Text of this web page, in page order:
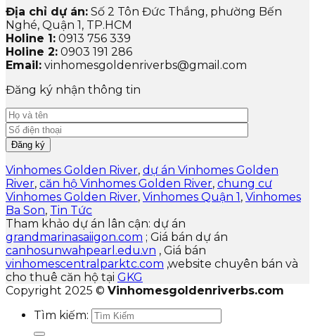
Địa chỉ dự án: Số 2 Tôn Đức Thắng, phường Bến
Nghé, Quận 1, TP.HCM
Holine 1: 0913 756 339
Holine 2: 0903 191 286
Email: vinhomesgoldenriverbs@gmail.com
Đăng ký nhận thông tin
Vinhomes Golden River, dự án Vinhomes Golden
River, căn hộ Vinhomes Golden River, chung cư
Vinhomes Golden River, Vinhomes Quận 1 , Vinhomes
Ba Son, Tin Tức
Tham khảo dự án lân cận: dự án
grandmarinasaiigon.com ; Giá bán dự án
canhosunwahpearl.edu.vn , Giá bán
vinhomescentralparktc.com ,website chuyên bán và
cho thuê căn hộ tại GKG
Copyright 2025 © Vinhomesgoldenriverbs.com
Tìm kiếm: